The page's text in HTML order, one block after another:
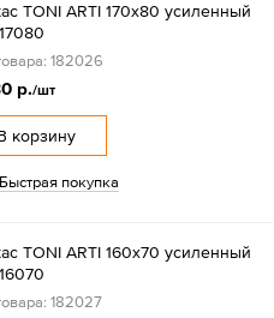
TONI ARTI 170x80 усиленный
182026
р./шт
корзину
Быстрая покупка
TONI ARTI 160x70 усиленный
182027